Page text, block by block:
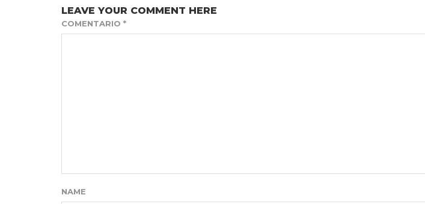
LEAVE YOUR COMMENT HERE
COMENTARIO *
NAME